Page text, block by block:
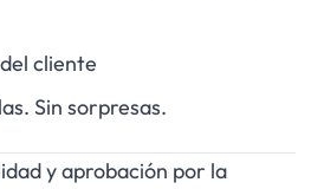
cliente
Sin sorpresas.
y aprobación por la